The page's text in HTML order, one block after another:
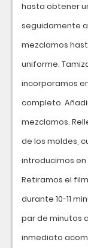
hasta obtener
seguidamente
mezclamos
uniforme.
incorporamos
completo.
mezclamos.
de los moldes,
introducimos
Retiramos el
durante 10-11
par de minutos
inmediato